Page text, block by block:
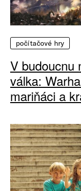
počítačové hry
V budoucnu
válka:
mariňáci a